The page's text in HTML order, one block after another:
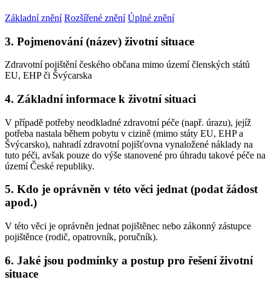
Základní znění Rozšířené znění Úplné znění
3. Pojmenování (název) životní situace
Zdravotní pojištění českého občana mimo území členských států
EU, EHP či Švýcarska
4. Základní informace k životní situaci
V případě potřeby neodkladné zdravotní péče (např. úrazu), jejíž
potřeba nastala během pobytu v cizině (mimo státy EU, EHP a
Švýcarsko), nahradí zdravotní pojišťovna vynaložené náklady na
tuto péči, avšak pouze do výše stanovené pro úhradu takové péče na
území České republiky.
5. Kdo je oprávněn v této věci jednat (podat žádost
apod.)
V této věci je oprávněn jednat pojištěnec nebo zákonný zástupce
pojištěnce (rodič, opatrovník, poručník).
6. Jaké jsou podmínky a postup pro řešení životní
situace